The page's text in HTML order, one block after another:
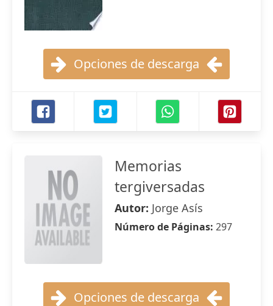
Opciones de descarga
Memorias
tergiversadas
Autor: Jorge Asís
Número de Páginas: 297
Opciones de descarga